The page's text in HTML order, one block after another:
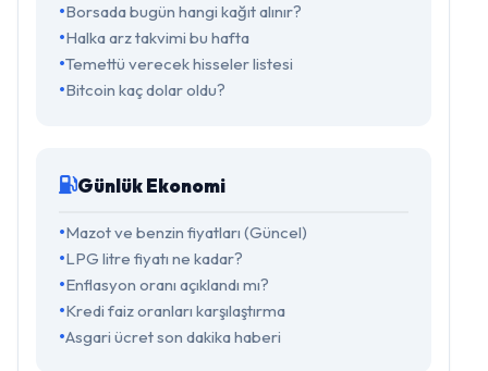
Borsada bugün hangi kağıt alınır?
Halka arz takvimi bu hafta
Temettü verecek hisseler listesi
Bitcoin kaç dolar oldu?
Günlük Ekonomi
Mazot ve benzin fiyatları (Güncel)
LPG litre fiyatı ne kadar?
Enflasyon oranı açıklandı mı?
Kredi faiz oranları karşılaştırma
Asgari ücret son dakika haberi